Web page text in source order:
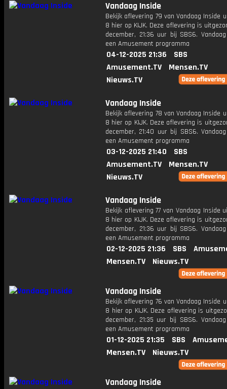
Vandaag Inside
Bekijk aflevering 79 van Vandaag Inside
8 hier op KIJK. Deze aflevering is
december, 21:36 uur bij SBS6.
een Amusement programma
04-12-2025 21:36
SBS
Amusement.TV
Mensen.TV
Nieuws.TV
Vandaag Inside
Bekijk aflevering 78 van Vandaag Inside
8 hier op KIJK. Deze aflevering is
december, 21:40 uur bij SBS6.
een Amusement programma
03-12-2025 21:40
SBS
Amusement.TV
Mensen.TV
Nieuws.TV
Vandaag Inside
Bekijk aflevering 77 van Vandaag Inside
8 hier op KIJK. Deze aflevering is
december, 21:36 uur bij SBS6.
een Amusement programma
02-12-2025 21:36 SBS
Mensen.TV
Nieuws.TV
Vandaag Inside
Bekijk aflevering 76 van Vandaag Inside
8 hier op KIJK. Deze aflevering is
december, 21:35 uur bij SBS6.
een Amusement programma
01-12-2025 21:35 SBS
Mensen.TV
Nieuws.TV
Vandaag Inside